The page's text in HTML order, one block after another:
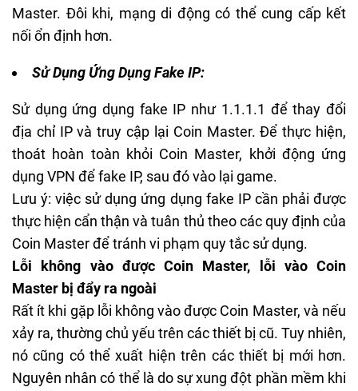
Master. Đôi khi, mạng di động có thể cung cấp kết
nối ổn định hơn.
Sử Dụng Ứng Dụng Fake IP:
Sử dụng ứng dụng fake IP như 1.1.1.1 để thay đổi
địa chỉ IP và truy cập lại Coin Master. Để thực hiện,
thoát hoàn toàn khỏi Coin Master, khởi động ứng
dụng VPN để fake IP, sau đó vào lại game.
Lưu ý: việc sử dụng ứng dụng fake IP cần phải được
thực hiện cẩn thận và tuân thủ theo các quy định của
Coin Master để tránh vi phạm quy tắc sử dụng.
Lỗi không vào được Coin Master, lỗi vào Coin
Master bị đẩy ra ngoài
Rất ít khi gặp lỗi không vào được Coin Master, và nếu
xảy ra, thường chủ yếu trên các thiết bị cũ. Tuy nhiên,
nó cũng có thể xuất hiện trên các thiết bị mới hơn.
Nguyên nhân có thể là do sự xung đột phần mềm khi